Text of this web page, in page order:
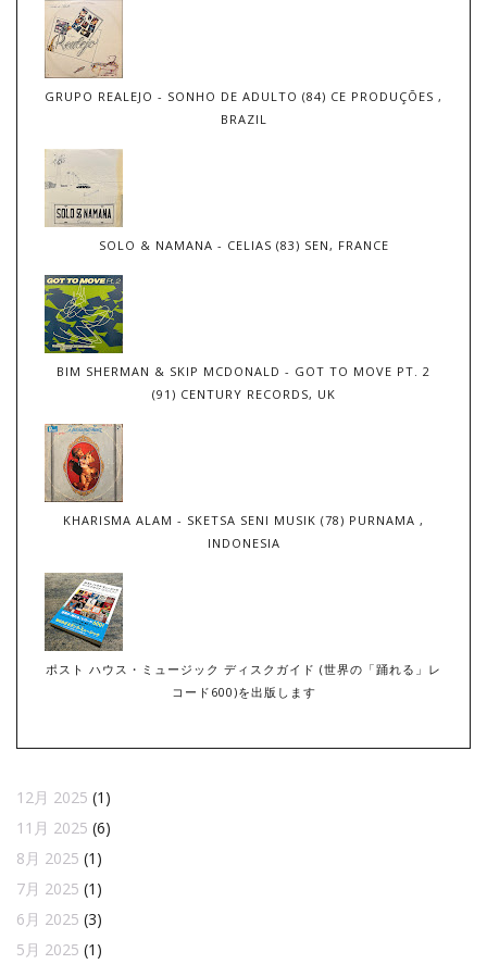
GRUPO REALEJO - SONHO DE ADULTO (84) CE PRODUÇÕES ,
BRAZIL
SOLO & NAMANA - CELIAS (83) SEN, FRANCE
BIM SHERMAN & SKIP MCDONALD - GOT TO MOVE PT. 2
(91) CENTURY RECORDS, UK
KHARISMA ALAM - SKETSA SENI MUSIK (78) PURNAMA ,
INDONESIA
ポスト ハウス・ミュージック ディスクガイド (世界の「踊れる」レ
コード600)を出版します
12月 2025 (1)
11月 2025 (6)
8月 2025 (1)
7月 2025 (1)
6月 2025 (3)
5月 2025 (1)